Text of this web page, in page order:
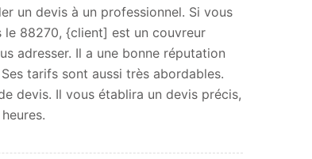
un devis à un professionnel. Si vous
le 88270, {client] est un couvreur
adresser. Il a une bonne réputation
tarifs sont aussi très abordables.
devis. Il vous établira un devis précis,